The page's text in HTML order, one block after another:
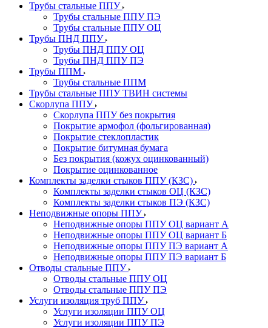
Трубы стальные ППУ
Трубы стальные ППУ ПЭ
Трубы стальные ППУ ОЦ
Трубы ПНД ППУ
Трубы ПНД ППУ ОЦ
Трубы ПНД ППУ ПЭ
Трубы ППМ
Трубы стальные ППМ
Трубы стальные ППУ ТВИН системы
Скорлупа ППУ
Скорлупа ППУ без покрытия
Покрытие армофол (фольгированная)
Покрытие стеклопластик
Покрытие битумная бумага
Без покрытия (кожух оцинкованный)
Покрытие оцинкованное
Комплекты заделки стыков ППУ (КЗС)
Комплекты заделки стыков ОЦ (КЗС)
Комплекты заделки стыков ПЭ (КЗС)
Неподвижные опоры ППУ
Неподвижные опоры ППУ ОЦ вариант А
Неподвижные опоры ППУ ОЦ вариант Б
Неподвижные опоры ППУ ПЭ вариант А
Неподвижные опоры ППУ ПЭ вариант Б
Отводы стальные ППУ
Отводы стальные ППУ ОЦ
Отводы стальные ППУ ПЭ
Услуги изоляция труб ППУ
Услуги изоляции ППУ ОЦ
Услуги изоляции ППУ ПЭ